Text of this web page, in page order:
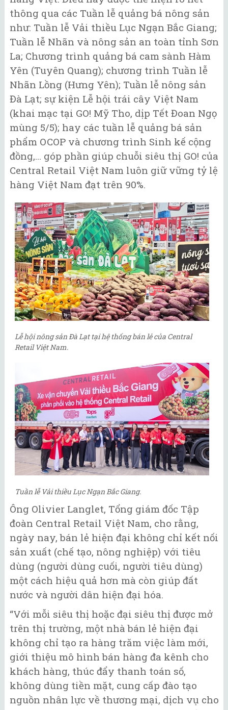
thông qua các Tuần lễ quảng bá nông sản
như: Tuần lễ Vải thiều Lục Ngạn Bắc Giang;
Tuần lễ Nhãn và nông sản an toàn tỉnh Sơn
La; Chương trình quảng bá cam sành Hàm
Yên (Tuyên Quang); chương trình Tuần lễ
Nhãn Lồng (Hưng Yên); Tuần lễ nông sản
Đà Lạt; sự kiện Lễ hội trái cây Việt Nam
(khai mạc tại GO! Mỹ Tho, dịp Tết Đoan Ngọ
mùng 5/5); hay các tuần lễ quảng bá sản
phẩm OCOP và chương trình Sinh kế cộng
đồng,... góp phần giúp chuỗi siêu thị GO! của
Central Retail Việt Nam luôn giữ vững tỷ lệ
hàng Việt Nam đạt trên 90%.
Lễ hội nông sản Đà Lạt tại hệ thống bán lẻ của Central
Retail Việt Nam.
Tuần lễ Vải thiều Lục Ngạn Bắc Giang.
Ông Olivier Langlet, Tổng giám đốc Tập
đoàn Central Retail Việt Nam, cho rằng,
ngày nay, bán lẻ hiện đại không chỉ kết nối
sản xuất (chế tạo, nông nghiệp) với tiêu
dùng (người dùng cuối, người tiêu dùng)
một cách hiệu quả hơn mà còn giúp đất
nước và người dân hiện đại hóa.
“Với mỗi siêu thị hoặc đại siêu thị được mở
trên thị trường, một nhà bán lẻ hiện đại
không chỉ tạo ra hàng trăm việc làm mới,
giới thiệu mô hình bán hàng đa kênh cho
khách hàng, thúc đẩy thanh toán số,
không dùng tiền mặt, cung cấp đào tạo
nguồn nhân lực về thương mại, dịch vụ cho